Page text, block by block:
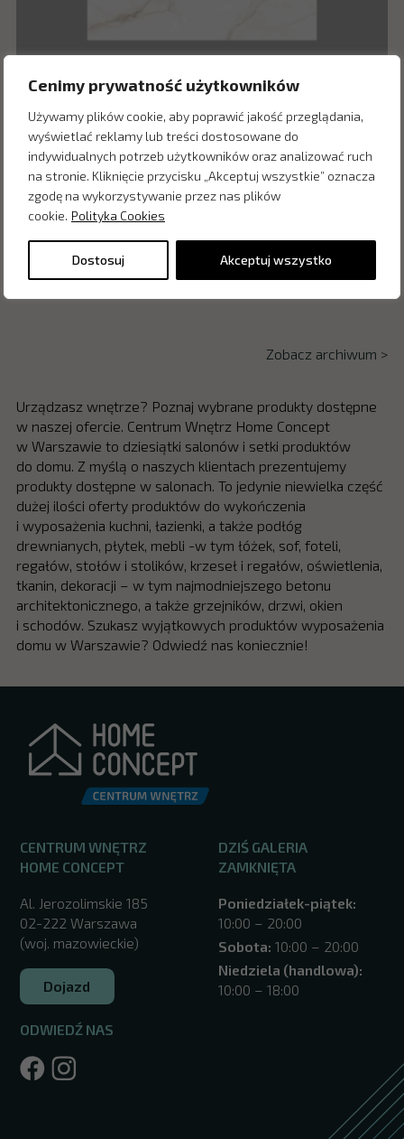
Cenimy prywatność użytkowników
Używamy plików cookie, aby poprawić jakość przeglądania,
wyświetlać reklamy lub treści dostosowane do
indywidualnych potrzeb użytkowników oraz analizować ruch
na stronie. Kliknięcie przycisku „Akceptuj wszystkie” oznacza
zgodę na wykorzystywanie przez nas plików
cookie. Polityka Cookies
Dostosuj Akceptuj wszystko
Diamond Gold Pulido 60×120 – Cifre
Zobacz archiwum >
Urządzasz wnętrze? Poznaj wybrane produkty dostępne
w naszej ofercie. Centrum Wnętrz Home Concept
w Warszawie to dziesiątki salonów i setki produktów
do domu. Z myślą o naszych klientach prezentujemy
produkty dostępne w salonach. To jedynie niewielka część
dużej ilości oferty produktów do wykończenia
i wyposażenia kuchni, łazienki, a także podłóg
drewnianych, płytek, mebli -w tym łóżek, sof, foteli,
regałów, stołów i stolików, krzeseł i regałów, oświetlenia,
tkanin, dekoracji – w tym najmodniejszego betonu
architektonicznego, a także grzejników, drzwi, okien
i schodów. Szukasz wyjątkowych produktów wyposażenia
domu w Warszawie? Odwiedź nas koniecznie!
CENTRUM WNĘTRZ
HOME CONCEPT
Al. Jerozolimskie 185
02-222 Warszawa
(woj. mazowieckie)
Dojazd
ODWIEDŹ NAS
DZIŚ GALERIA
ZAMKNIĘTA
Poniedziałek-piątek:
10:00 – 20:00
Sobota: 10:00 – 20:00
Niedziela (handlowa):
10:00 – 18:00